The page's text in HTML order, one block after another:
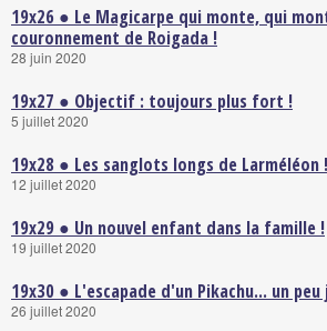
19x26 ● Le Magicarpe qui monte, qui
couronnement de Roigada !
28 juin 2020
19x27 ● Objectif : toujours plus fort !
5 juillet 2020
19x28 ● Les sanglots longs de Larméléon !
12 juillet 2020
19x29 ● Un nouvel enfant dans la famille !
19 juillet 2020
19x30 ● L'escapade d'un Pikachu... un
26 juillet 2020